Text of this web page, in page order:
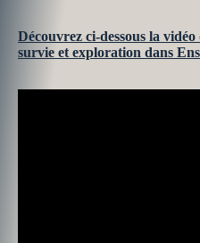
Découvrez ci-dessous la
survie et exploration dans